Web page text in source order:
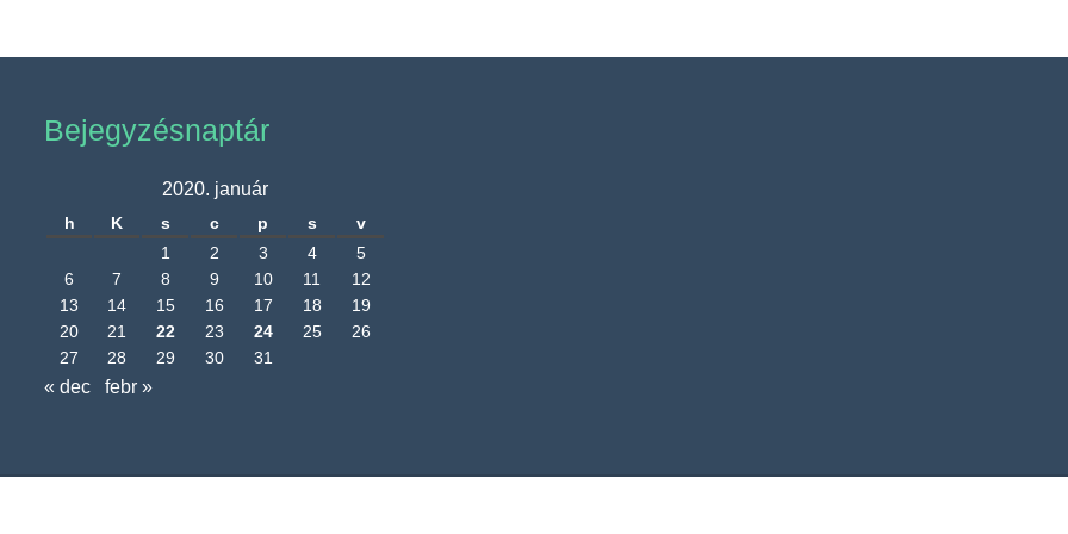
Bejegyzésnaptár
2020. január
h K s c p s
v
1
2 3 4
5
6
7 8 9 10 11
12
13
14 15 16 17 18
19
20
21 22 23 24 25
26
27
28 29 30 31
« dec febr »